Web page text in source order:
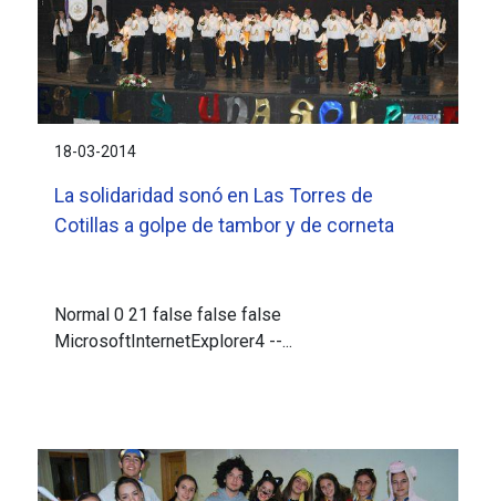
18-03-2014
La solidaridad sonó en Las Torres de
Cotillas a golpe de tambor y de corneta
Normal 0 21 false false false
MicrosoftInternetExplorer4 --...